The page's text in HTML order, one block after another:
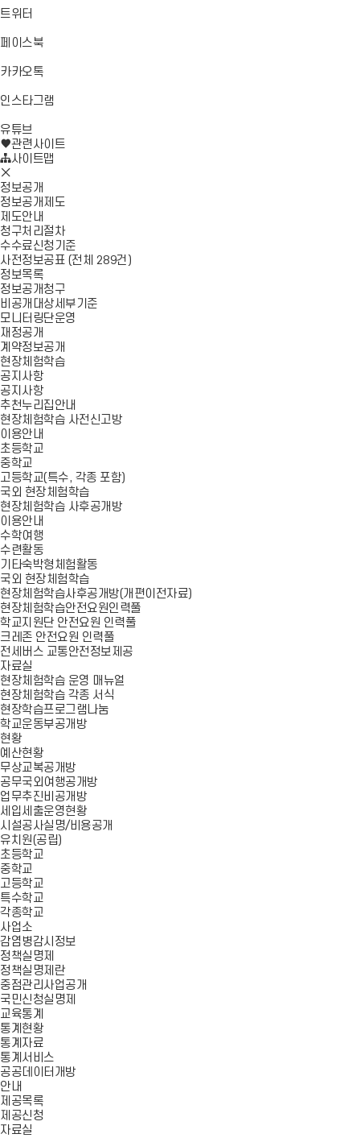
트위터
가
페이스북바
가
카카오톡바
가
인스타그램
기
유튜브
로
가
관련사이트
사이트맵
모
바
일
메
뉴
닫
기
정보공개
정보공개제도
제도안내
청구처리절차
수수료신청기준
사전정보공표 (전체 289건)
정보목록
정보공개청구
비공개대상세부기준
모니터링단운영
재정공개
계약정보공개
현장체험학습
공지사항
공지사항
추천누리집안내
현장체험학습 사전신고방
이용안내
초등학교
중학교
고등학교(특수, 각종 포함)
국외 현장체험학습
현장체험학습 사후공개방
이용안내
수학여행
수련활동
기타숙박형체험활동
국외 현장체험학습
현장체험학습사후공개방(개편이전자료)
현장체험학습안전요원인력풀
학교지원단 안전요원 인력풀
크레존 안전요원 인력풀
전세버스 교통안전정보제공
자료실
현장체험학습 운영 매뉴얼
현장체험학습 각종 서식
현장학습프로그램나눔
학교운동부공개방
현황
예산현황
무상교복공개방
공무국외여행공개방
업무추진비공개방
세입세출운영현황
시설공사실명/비용공개
유치원(공립)
초등학교
중학교
고등학교
특수학교
각종학교
사업소
감염병감시정보
정책실명제
정책실명제란
중점관리사업공개
국민신청실명제
교육통계
통계현황
통계자료
통계서비스
공공데이터개방
안내
제공목록
제공신청
자료실